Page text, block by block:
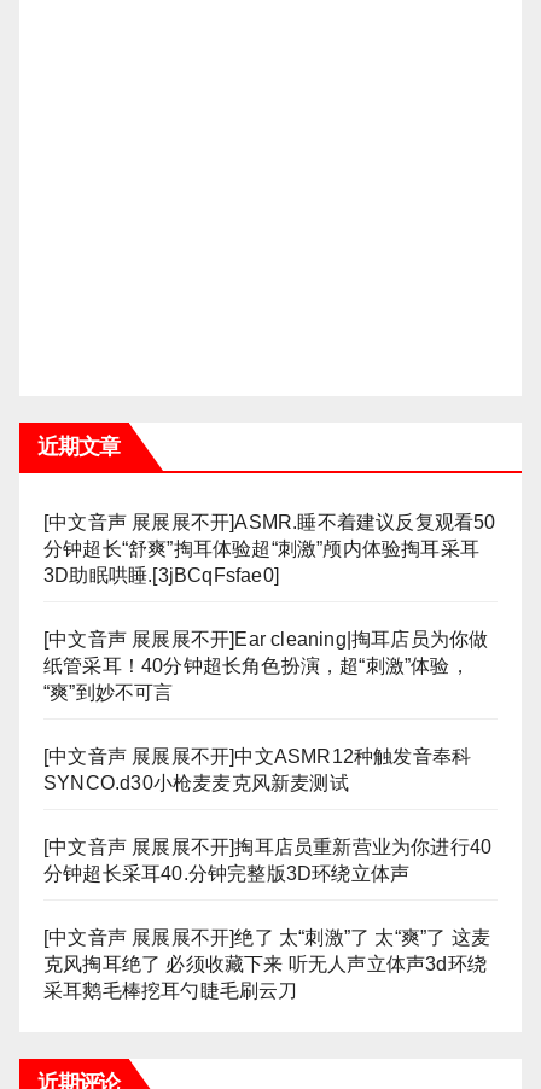
近期文章
[中文音声 展展展不开]ASMR.睡不着建议反复观看50
分钟超长“舒爽”掏耳体验超“刺激”颅内体验掏耳采耳
3D助眠哄睡.[3jBCqFsfae0]
[中文音声 展展展不开]Ear cleaning|掏耳店员为你做
纸管采耳！40分钟超长角色扮演，超“刺激”体验，
“爽”到妙不可言
[中文音声 展展展不开]中文ASMR12种触发音奉科
SYNCO.d30小枪麦麦克风新麦测试
[中文音声 展展展不开]掏耳店员重新营业为你进行40
分钟超长采耳40.分钟完整版3D环绕立体声
[中文音声 展展展不开]绝了 太“刺激”了 太“爽”了 这麦
克风掏耳绝了 必须收藏下来 听无人声立体声3d环绕
采耳鹅毛棒挖耳勺睫毛刷云刀
近期评论